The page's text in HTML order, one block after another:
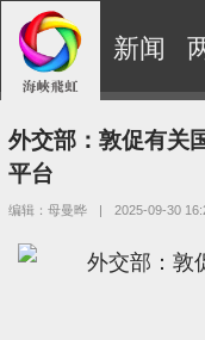
新闻
外交部：敦促有关
平台
编辑：母曼晔 | 2025-09-30